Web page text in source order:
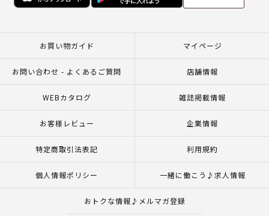
お買い物ガイド マイページ
お問い合わせ - よくあるご質問 店舗情報
WEBカタログ 雑誌掲載情報
お客様レビュー 企業情報
特定商取引法表記 利用規約
個人情報ポリシー 一緒に働こう♪求人情報
おトクな情報♪メルマガ登録